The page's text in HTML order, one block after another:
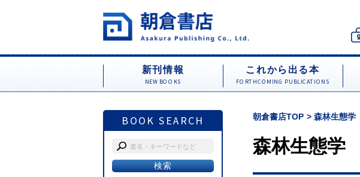
新刊情報
NEW BOOKS
これから出る本
FORTHCOMING PUBLICATIONS
BOOK SEARCH 朝倉書店TOP 森林生態学
森林生態学